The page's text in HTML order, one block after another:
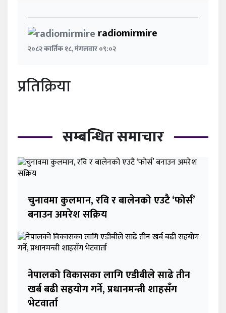
radiomirmire
२०८२ कार्तिक १८, मंगलवार ०९:०२
प्रतिक्रिया
सम्बन्धित समाचार
चुनावमा कुलमान, रवि र बालेनको एउटै ‘फोर्स’
बनाउन अमरेश सक्रिय
नेपालको विकासका लागि एडीबीले साढे तीन
खर्ब बढी सहयोग गर्ने, प्रधानमन्त्री शाहसँग
भेटवार्ता